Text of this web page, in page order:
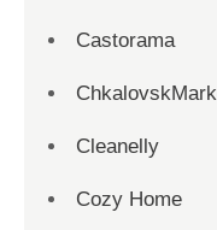
Castorama
Cleanelly
Cozy Home